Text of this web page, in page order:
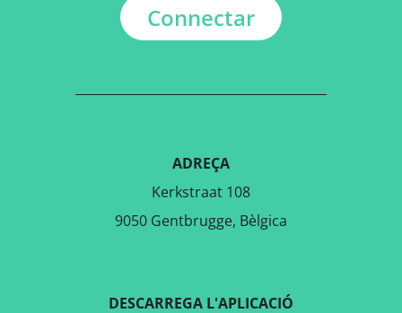
Connectar
ADREÇA
Kerkstraat 108
9050 Gentbrugge, Bèlgica
DESCARREGA L'APLICACIÓ